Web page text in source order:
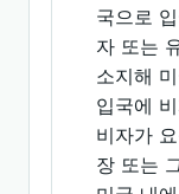
국으로
자 또는
소지해
입국에
비자가
장 또는